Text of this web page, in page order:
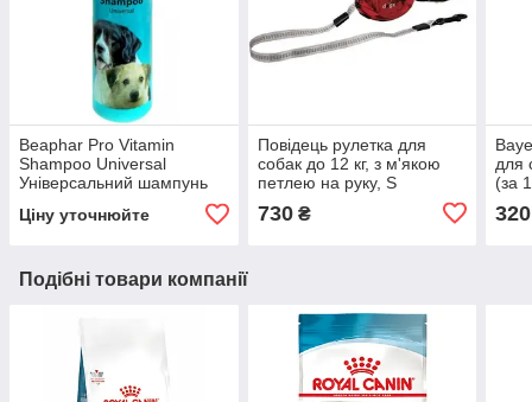
Beaphar Pro Vitamin
Shampoo Universal
Універсальний шампунь
для собак 250мл (15016)
Ціну уточнюйте
Повідець рулетка для
собак до 12 кг, з м'якою
петлею на руку, S
730₴
для
(за
320
Подібні товари компанії